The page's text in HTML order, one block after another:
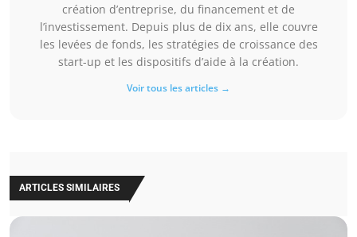
création d’entreprise, du financement et de
l’investissement. Depuis plus de dix ans, elle couvre
les levées de fonds, les stratégies de croissance des
start-up et les dispositifs d’aide à la création.
Voir tous les articles →
ARTICLES SIMILAIRES